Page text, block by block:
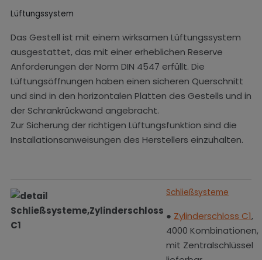
Lüftungssystem
Das Gestell ist mit einem wirksamen Lüftungssystem
ausgestattet, das mit einer erheblichen Reserve
Anforderungen der Norm DIN 4547 erfüllt. Die
Lüftungsöffnungen haben einen sicheren Querschnitt
und sind in den horizontalen Platten des Gestells und in
der Schrankrückwand angebracht.
Zur Sicherung der richtigen Lüftungsfunktion sind die
Installationsanweisungen des Herstellers einzuhalten.
Schließsysteme
● Zylinderschloss C1,
4000 Kombinationen,
mit Zentralschlüssel